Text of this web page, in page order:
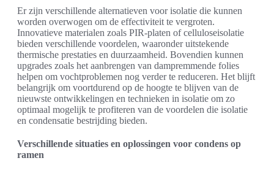
Er zijn verschillende alternatieven voor isolatie die kunnen
worden overwogen om de effectiviteit te vergroten.
Innovatieve materialen zoals PIR-platen of celluloseisolatie
bieden verschillende voordelen, waaronder uitstekende
thermische prestaties en duurzaamheid. Bovendien kunnen
upgrades zoals het aanbrengen van dampremmende folies
helpen om vochtproblemen nog verder te reduceren. Het blijft
belangrijk om voortdurend op de hoogte te blijven van de
nieuwste ontwikkelingen en technieken in isolatie om zo
optimaal mogelijk te profiteren van de voordelen die isolatie
en condensatie bestrijding bieden.
Verschillende situaties en oplossingen voor condens op
ramen